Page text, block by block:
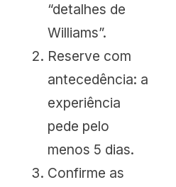
“detalhes de
Williams”.
Reserve com
antecedência: a
experiência
pede pelo
menos 5 dias.
Confirme as